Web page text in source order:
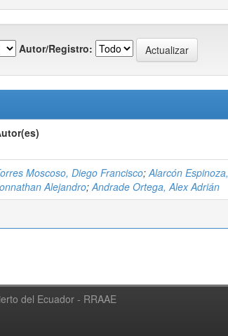
Autor/Registro:
Moscoso, Diego Francisco;Alarcón Espinoza,
Alejandro;Andrade Ortega, Alex Adrián
del Ecuador - RRAAE